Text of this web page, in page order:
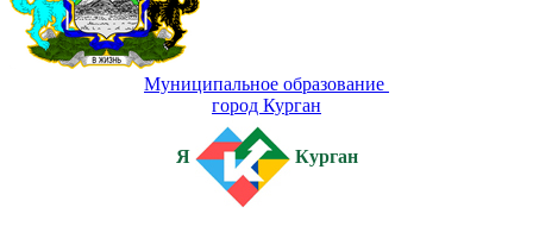
Муниципальное образование
город Курган
Я Курган